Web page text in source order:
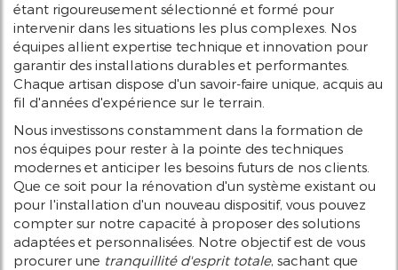
étant rigoureusement sélectionné et formé pour
intervenir dans les situations les plus complexes. Nos
équipes allient expertise technique et innovation pour
garantir des installations durables et performantes.
Chaque artisan dispose d'un savoir-faire unique, acquis au
fil d'années d'expérience sur le terrain.
Nous investissons constamment dans la formation de
nos équipes pour rester à la pointe des techniques
modernes et anticiper les besoins futurs de nos clients.
Que ce soit pour la rénovation d'un système existant ou
pour l'installation d'un nouveau dispositif, vous pouvez
compter sur notre capacité à proposer des solutions
adaptées et personnalisées. Notre objectif est de vous
procurer une tranquillité d'esprit totale, sachant que